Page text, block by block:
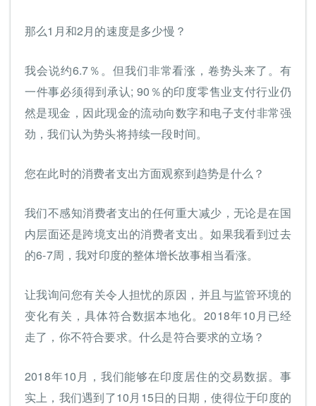
那么1月和2月的速度是多少慢？
我会说约6.7％。但我们非常看涨，卷势头来了。有
一件事必须得到承认; 90％的印度零售业支付行业仍
然是现金，因此现金的流动向数字和电子支付非常强
劲，我们认为势头将持续一段时间。
您在此时的消费者支出方面观察到趋势是什么？
我们不感知消费者支出的任何重大减少，无论是在国
内层面还是跨境支出的消费者支出。如果我看到过去
的6-7周，我对印度的整体增长故事相当看涨。
让我询问您有关令人担忧的原因，并且与监管环境的
变化有关，具体符合数据本地化。2018年10月已经
走了，你不符合要求。什么是符合要求的立场？
2018年10月，我们能够在印度居住的交易数据。事
实上，我们遇到了10月15日的日期，使得位于印度的